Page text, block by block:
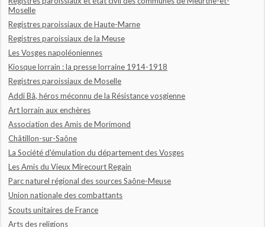
Moselle
Registres paroissiaux de Haute-Marne
Registres paroissiaux de la Meuse
Les Vosges napoléoniennes
Kiosque lorrain : la presse lorraine 1914-1918
Registres paroissiaux de Moselle
Addi Bâ, héros méconnu de la Résistance vosgienne
Art lorrain aux enchères
Association des Amis de Morimond
Châtillon-sur-Saône
La Société d'émulation du département des Vosges
Les Amis du Vieux Mirecourt Regain
Parc naturel régional des sources Saône-Meuse
Union nationale des combattants
Scouts unitaires de France
Arts des religions